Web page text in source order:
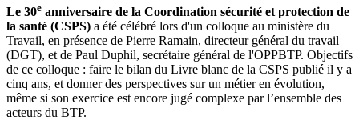
Le 30e anniversaire de la Coordination sécurité et protection de
la santé (CSPS) a été célébré lors d'un colloque au ministère du
Travail, en présence de Pierre Ramain, directeur général du travail
(DGT), et de Paul Duphil, secrétaire général de l'OPPBTP. Objectifs
de ce colloque : faire le bilan du Livre blanc de la CSPS publié il y a
cinq ans, et donner des perspectives sur un métier en évolution,
même si son exercice est encore jugé complexe par l’ensemble des
acteurs du BTP.